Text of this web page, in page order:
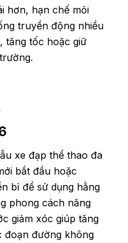
hơn, hạn chế mỏi
truyền động nhiều
tăng tốc hoặc giữ
xe đạp thể thao đa
bắt đầu hoặc
bỉ để sử dụng hằng
phong cách năng
giảm xóc giúp tăng
đoạn đường không